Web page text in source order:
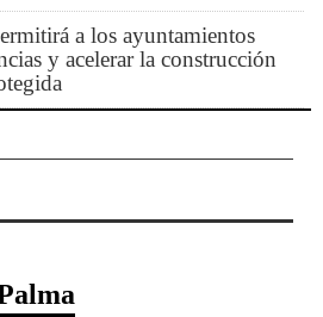
a los ayuntamientos
y acelerar la construcción